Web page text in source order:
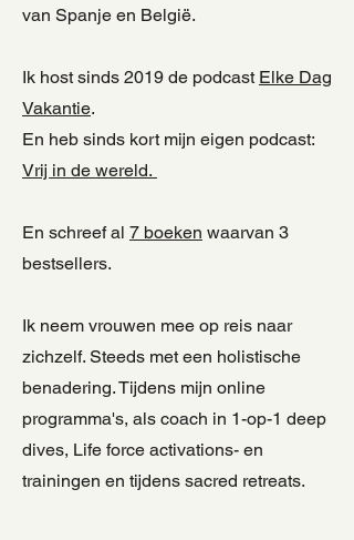
van Spanje en België.
Ik host sinds 2019 de podcast Elke Dag
Vakantie.
En heb sinds kort mijn eigen podcast:
Vrij in de wereld.
En schreef al 7 boeken waarvan 3
bestsellers.
Ik neem vrouwen mee op reis naar
zichzelf. Steeds met een holistische
benadering. Tijdens mijn online
programma's, als coach in 1-op-1 deep
dives, Life force activations- en
trainingen en tijdens sacred retreats.